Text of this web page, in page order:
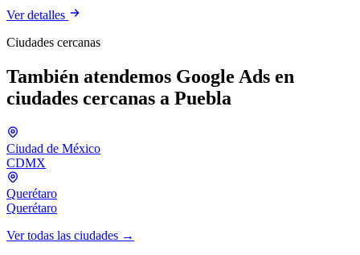
Ver detalles
Ciudades cercanas
También atendemos Google Ads en
ciudades cercanas a Puebla
Ciudad de México
CDMX
Querétaro
Querétaro
Ver todas las ciudades →